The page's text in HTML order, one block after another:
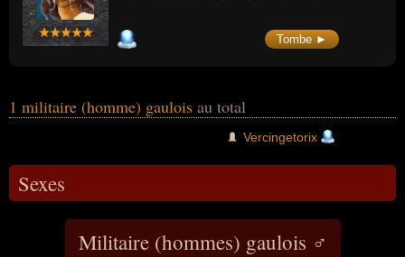
Tombe ►
1 militaire (homme) gaulois au total
Vercingetorix
Sexes
Militaire (hommes) gaulois ♂